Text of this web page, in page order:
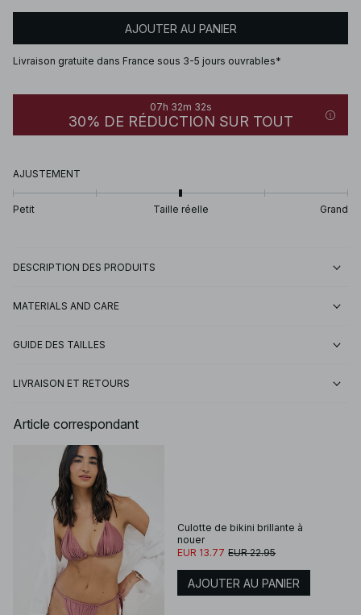
AJOUTER AU PANIER
Livraison gratuite dans France sous 3-5 jours ouvrables*
07h 32m 32s
30% DE RÉDUCTION SUR TOUT
AJUSTEMENT
Petit Taille réelle Grand
DESCRIPTION DES PRODUITS
MATERIALS AND CARE
GUIDE DES TAILLES
LIVRAISON ET RETOURS
Article correspondant
Culotte de bikini brillante à
nouer
EUR 13.77 EUR 22.95
AJOUTER AU PANIER